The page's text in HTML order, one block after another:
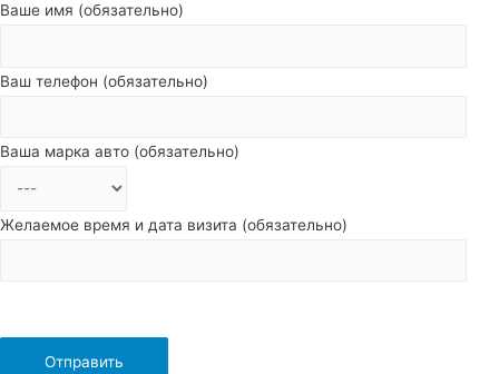
Ваше имя (обязательно)
Ваш телефон (обязательно)
Ваша марка авто (обязательно)
Желаемое время и дата визита (обязательно)